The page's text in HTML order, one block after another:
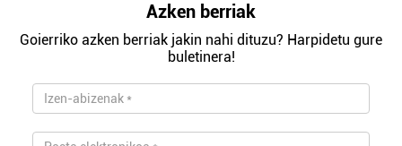
Azken berriak
Goierriko azken berriak jakin nahi dituzu? Harpidetu gure
buletinera!